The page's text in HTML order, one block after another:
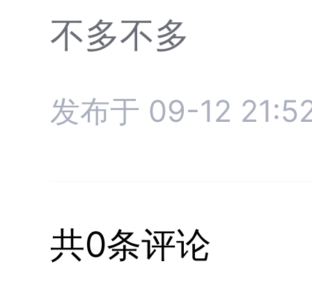
不多不多
发布于 09-12
共0条评论